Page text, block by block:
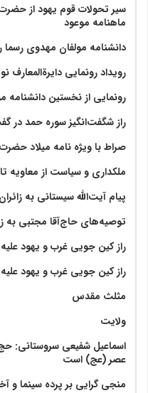
سیر تحولات قوم یهود از
ماهنامه موعود
دانشنامه مولفان مهدوی
رویداد رونمایی
رونمایی از نخستین
راز شگفت‌انگیز سوره حمد در
صراط با ویژه نامه میلاد
ملکداری و سیاست از معاویه تا
پیام آیت‌الله سیستانی به
توصیه‌های حاج‌آقا مجتبی به
راز کین جویی غرب و یهود
راز کین جویی غرب و یهود
مثلث مقدس
ولايت‏
اسماعیل شفیعی سروستانی:
عصر (عج) است
منجی گرایی بر پرده سینما و